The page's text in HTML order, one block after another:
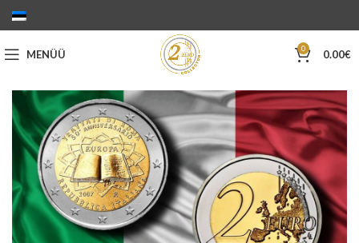
MENÜÜ 0 0.00€